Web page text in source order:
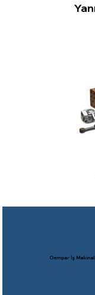
Oempar İş